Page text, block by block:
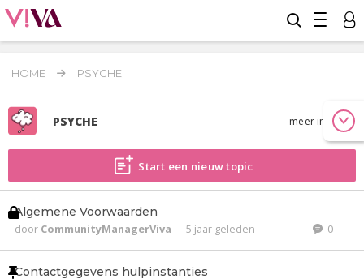
HOME PSYCHE
PSYCHE meer info
Start een nieuw topic
Algemene Voorwaarden
door CommunityManagerViva - 5 jaar geleden 0
Contactgegevens hulpinstanties